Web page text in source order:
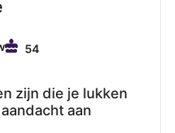
Het begin echt met
Maak daar een
54
zijn die je lukken
aan